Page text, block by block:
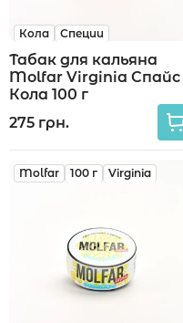
Кола Специи
Табак для кальяна
Molfar Virginia Спайс
Кола 100 г
275 грн.
Molfar 100 г Virginia